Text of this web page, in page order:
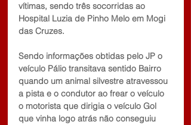
vítimas, sendo três socorridas ao
Hospital Luzia de Pinho Melo em Mogi
das Cruzes.
Sendo informações obtidas pelo JP o
veículo Pálio transitava sentido Bairro
quando um animal silvestre atravessou
a pista e o condutor ao frear o veículo
o motorista que dirigia o veículo Gol
que vinha logo atrás não conseguiu